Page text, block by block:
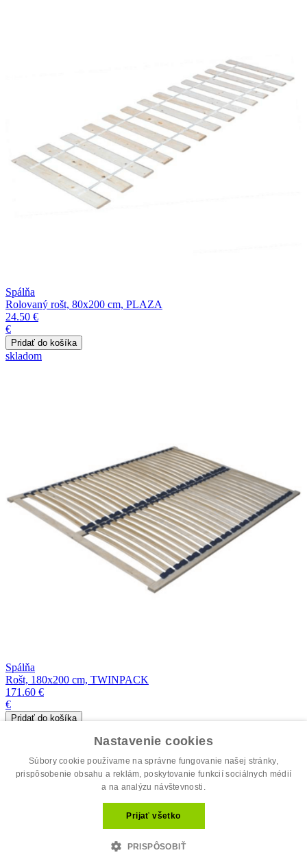
Spálňa
Rolovaný rošt, 80x200 cm, PLAZA
24.50 €
€
skladom
Spálňa
Rošt, 180x200 cm, TWINPACK
171.60 €
€
Nastavenie cookies
Súbory cookie používame na správne fungovanie našej stránky,
prispôsobenie obsahu a reklám, poskytovanie funkcií sociálnych médií
a na analýzu návštevnosti.
Prijať všetko
PRISPÔSOBIŤ